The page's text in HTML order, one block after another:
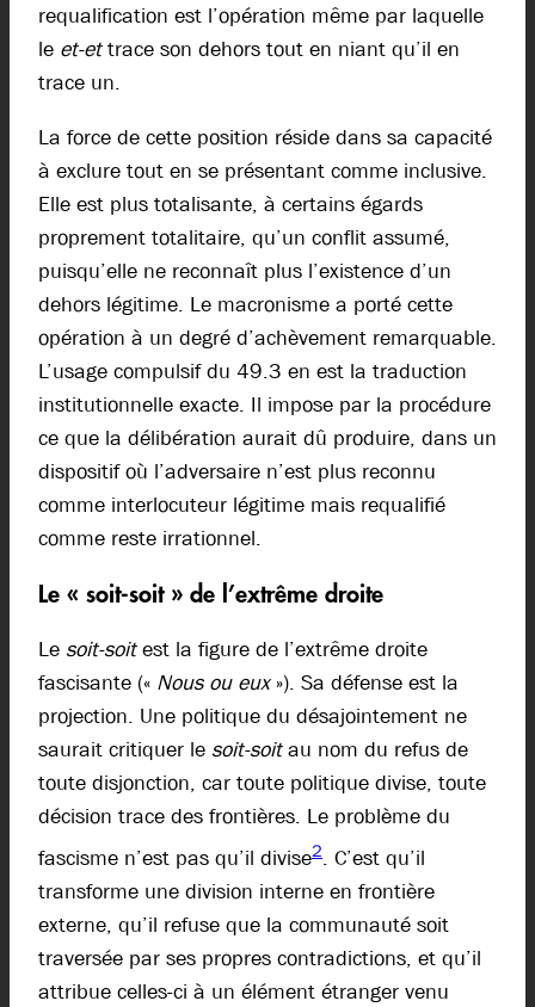
requalification est l’opération même par laquelle
le et-ettrace son dehors tout en niant qu’il en
trace un.
La force de cette position réside dans sa capacité
à exclure tout en se présentant comme inclusive.
Elle est plus totalisante, à certains égards
proprement totalitaire, qu’un conflit assumé,
puisqu’elle ne reconnaît plus l’existence d’un
dehors légitime. Le macronisme a porté cette
opération à un degré d’achèvement remarquable.
L’usage compulsif du 49.3 en est la traduction
institutionnelle exacte. Il impose par la procédure
ce que la délibération aurait dû produire, dans un
dispositif où l’adversaire n’est plus reconnu
comme interlocuteur légitime mais requalifié
comme reste irrationnel.
Le « soit-soit » de l’extrême droite
Le soit-soitest la figure de l’extrême droite
fascisante (« Nous ou eux»). Sa défense est la
projection. Une politique du désajointement ne
saurait critiquer le soit-soitau nom du refus de
toute disjonction, car toute politique divise, toute
décision trace des frontières. Le problème du
fascisme n’est pas qu’il divise2. C’est qu’il
transforme une division interne en frontière
externe, qu’il refuse que la communauté soit
traversée par ses propres contradictions, et qu’il
attribue celles-ci à un élément étranger venu